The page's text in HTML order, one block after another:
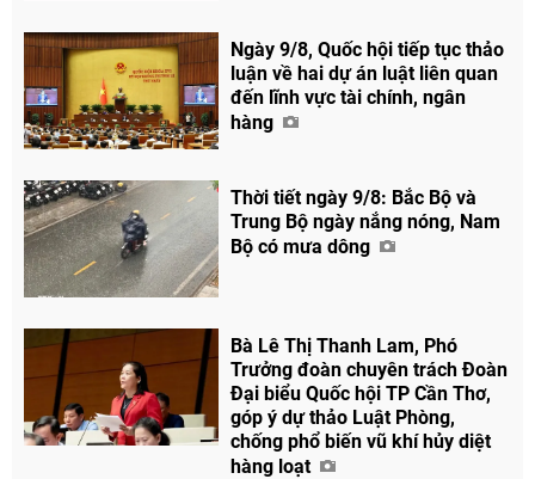
Facebook
Ngày 9/8, Quốc hội tiếp tục thảo
luận về hai dự án luật liên quan
đến lĩnh vực tài chính, ngân
hàng
Thời tiết ngày 9/8: Bắc Bộ và
Trung Bộ ngày nắng nóng, Nam
Bộ có mưa dông
Bà Lê Thị Thanh Lam, Phó
Trưởng đoàn chuyên trách Đoàn
Đại biểu Quốc hội TP Cần Thơ,
góp ý dự thảo Luật Phòng,
chống phổ biến vũ khí hủy diệt
hàng loạt